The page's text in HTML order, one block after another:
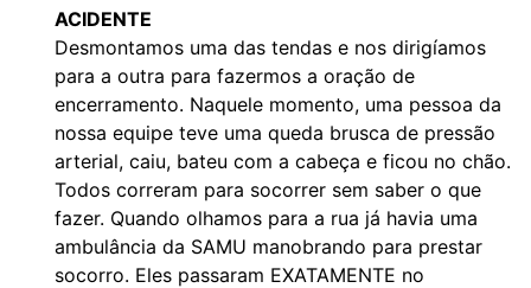
ACIDENTE
Desmontamos uma das tendas e nos dirigíamos
para a outra para fazermos a oração de
encerramento. Naquele momento, uma pessoa da
nossa equipe teve uma queda brusca de pressão
arterial, caiu, bateu com a cabeça e ficou no chão.
Todos correram para socorrer sem saber o que
fazer. Quando olhamos para a rua já havia uma
ambulância da SAMU manobrando para prestar
socorro. Eles passaram EXATAMENTE no